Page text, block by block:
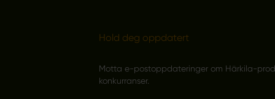
Hold deg oppdatert
Motta e-postoppdateringer om Härkila-
konkurranser.